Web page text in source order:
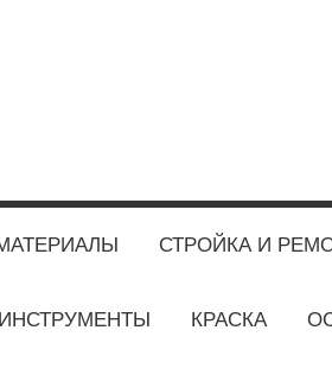
СТРОЙКА И
ИНСТРУМЕНТЫ КРАСКА